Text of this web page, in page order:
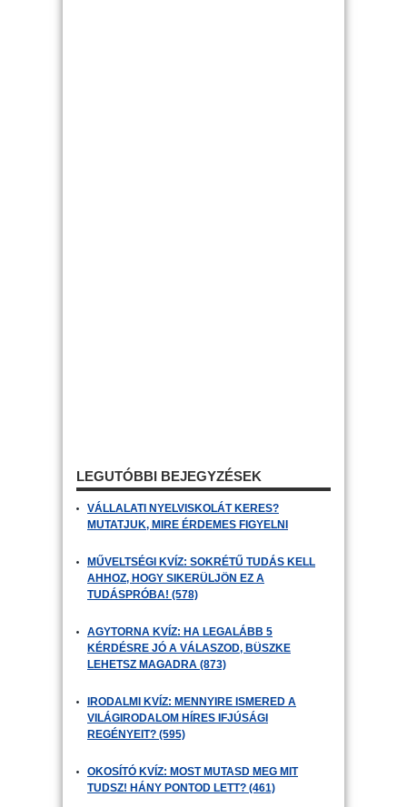
LEGUTÓBBI BEJEGYZÉSEK
VÁLLALATI NYELVISKOLÁT KERES?
MUTATJUK, MIRE ÉRDEMES FIGYELNI
MŰVELTSÉGI KVÍZ: SOKRÉTŰ TUDÁS KELL
AHHOZ, HOGY SIKERÜLJÖN EZ A
TUDÁSPRÓBA! (578)
AGYTORNA KVÍZ: HA LEGALÁBB 5
KÉRDÉSRE JÓ A VÁLASZOD, BÜSZKE
LEHETSZ MAGADRA (873)
IRODALMI KVÍZ: MENNYIRE ISMERED A
VILÁGIRODALOM HÍRES IFJÚSÁGI
REGÉNYEIT? (595)
OKOSÍTÓ KVÍZ: MOST MUTASD MEG MIT
TUDSZ! HÁNY PONTOD LETT? (461)